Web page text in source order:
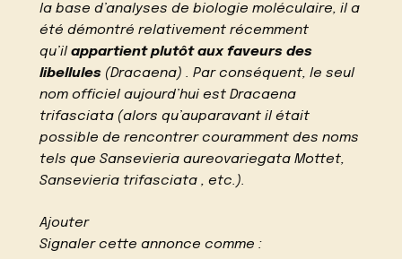
la base d’analyses de biologie moléculaire, il a
été démontré relativement récemment
qu’ilappartient plutôt aux faveurs des
libellules (Dracaena) . Par conséquent, le seul
nom officiel aujourd’hui est Dracaena
trifasciata (alors qu’auparavant il était
possible de rencontrer couramment des noms
tels que Sansevieria aureovariegata Mottet,
Sansevieria trifasciata , etc.).
Ajouter
Signaler cette annonce comme :